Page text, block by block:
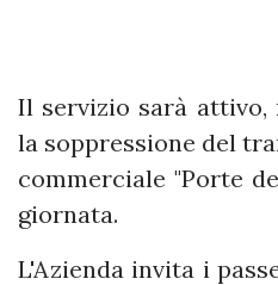
Il servizio sarà attivo,
la soppressione del
commerciale "Porte
giornata.
L'Azienda invita i